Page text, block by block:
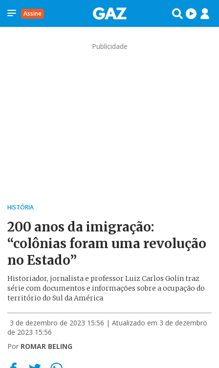
Assine
Publicidade
HISTÓRIA
200 anos da imigração:
“colônias foram uma revolução
no Estado”
Historiador, jornalista e professor Luiz Carlos Golin traz
série com documentos e informações sobre a ocupação do
território do Sul da América
3 de dezembro de 2023 15:56 | Atualizado em 3 de dezembro
de 2023 15:56
Por ROMAR BELING